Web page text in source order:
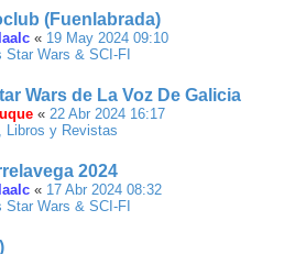
(Fuenlabrada)
« 19 May 2024 09:10
Star Wars & SCI-FI
Wars de La Voz De Galicia
« 22 Abr 2024 16:17
Libros y Revistas
2024
« 17 Abr 2024 08:32
Star Wars & SCI-FI